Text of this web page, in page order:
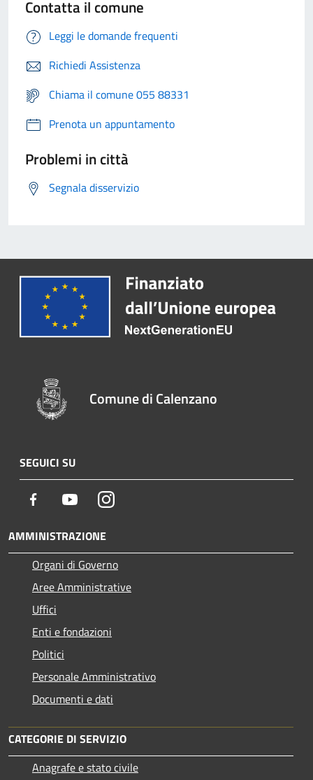
Contatta il comune
Leggi le domande frequenti
Richiedi Assistenza
Chiama il comune 055 88331
Prenota un appuntamento
Problemi in città
Segnala disservizio
Comune di Calenzano
SEGUICI SU
Facebook YoutubeInstagram
AMMINISTRAZIONE
Organi di Governo
Aree Amministrative
Uffici
Enti e fondazioni
Politici
Personale Amministrativo
Documenti e dati
CATEGORIE DI SERVIZIO
Anagrafe e stato civile